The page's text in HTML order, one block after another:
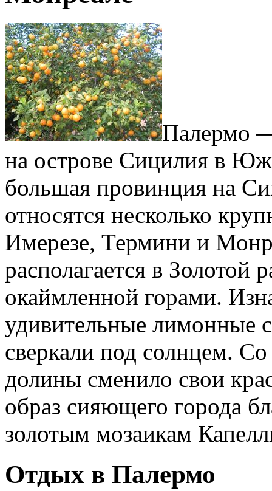
Палермо
на острове Сицилия в
большая провинция на
относятся несколько
Имерезе, Термини и
располагается в
окаймленной горами.
удивительные лимонные
сверкали под солнцем.
долины сменило свои
образ сияющего города
золотым мозаикам
Отдых в Палермо